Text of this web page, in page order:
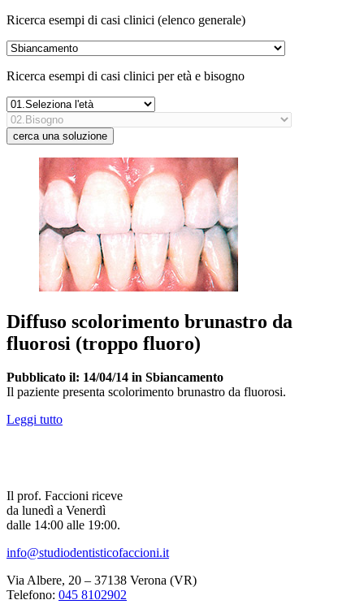
Ricerca esempi di casi clinici (elenco generale)
Ricerca esempi di casi clinici per età e bisogno
Diffuso scolorimento brunastro da
fluorosi (troppo fluoro)
Pubblicato il: 14/04/14 in Sbiancamento
Il paziente presenta scolorimento brunastro da fluorosi.
Leggi tutto
Il prof. Faccioni riceve
da lunedì a Venerdì
dalle 14:00 alle 19:00.
info@studiodentisticofaccioni.it
Via Albere, 20 – 37138 Verona (VR)
Telefono: 045 8102902